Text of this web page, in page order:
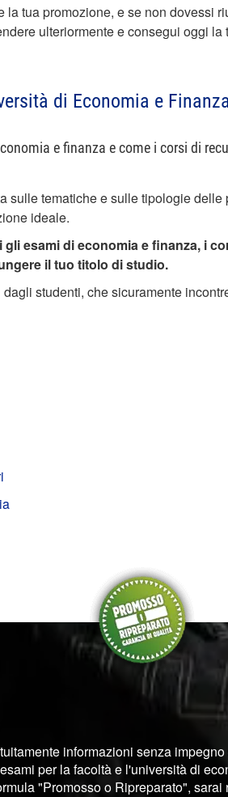
tua promozione, e se non dovessi
ulteriormente e consegui oggi la
di Economia e
e finanza e come i corsi di
sulle tematiche e sulle tipologie delle
ideale.
esami di economia e finanza, i
il tuo titolo di studio.
studenti, che sicuramente
informazioni senza
per la facoltà e l'università di
"Promosso o Ripreparato",